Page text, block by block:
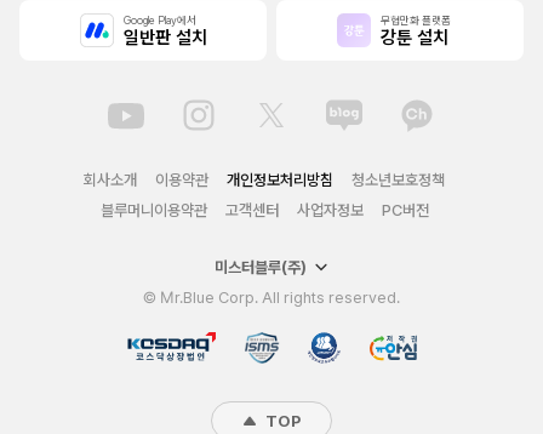
Google Play에서
일반판 설치
무협만화 플랫폼
강툰 설치
회사소개 이용약관 개인정보처리방침
청소년보호정책
블루머니이용약관
고객센터 사업자정보 PC버전
미스터블루(주)
© Mr.Blue Corp. All rights reserved.
TOP